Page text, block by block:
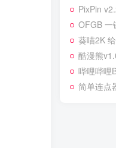
PixPin
OFGB 一
葵喵2K
酷漫熊v1.0.2
哔哩哔哩B站
简单连点器